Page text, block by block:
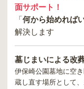
面サポート！
「 何から始めれば
解決します
墓じまいによる改
伊保崎公園墓地に空
蔵し直す場所として